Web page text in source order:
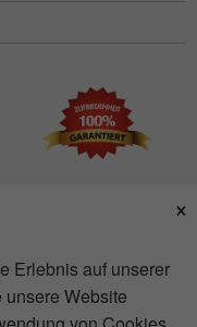
×
Erlebnis auf unserer
Website